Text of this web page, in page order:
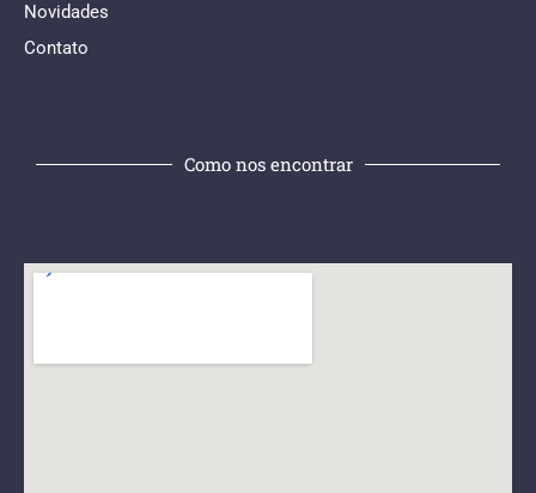
Novidades
Contato
Como nos encontrar